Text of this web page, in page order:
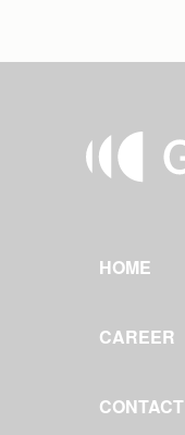
HOME
CAREER
CONTACT